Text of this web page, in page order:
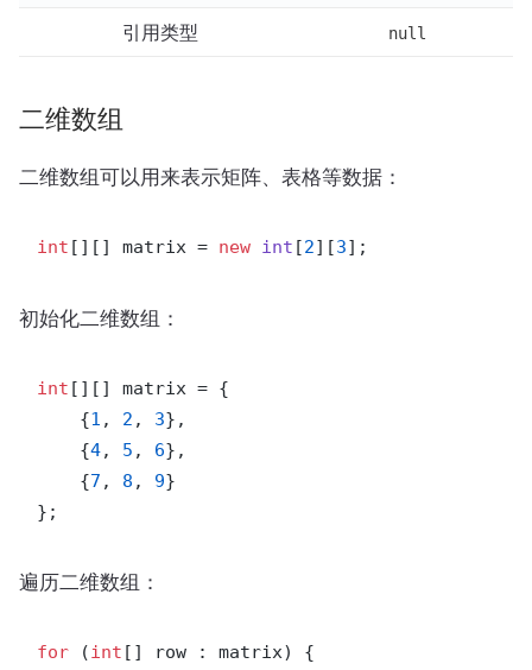
引用类型 null
二维数组
二维数组可以用来表示矩阵、表格等数据：
int [][] matrix = new int [2][3
初始化二维数组：
int [][] matrix = {
    {
1 , 2 , 3},
    {
4, 5 , 6},
    {
7 , 8 , 9}
遍历二维数组：
for (int [] row : matrix) {